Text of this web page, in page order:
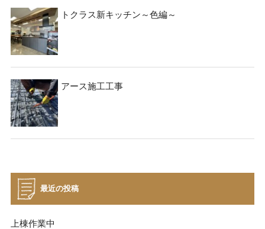
トクラス新キッチン～色編～
アース施工工事
最近の投稿
上棟作業中